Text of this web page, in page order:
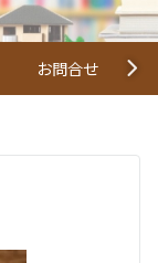
お問合せ